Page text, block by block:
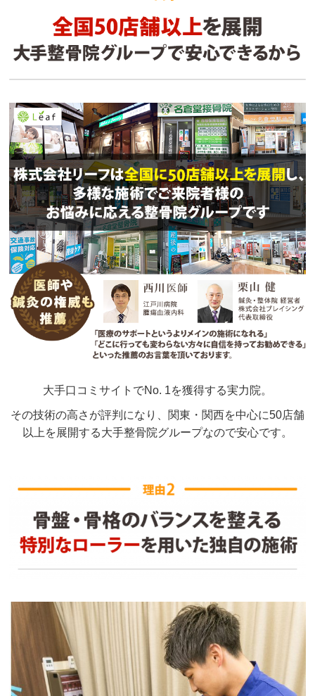
大手口コミサイトでNo. 1を獲得する実力院。
その技術の高さが評判になり、関東・関西を中心に50店舗
以上を展開する大手整骨院グループなので安心です。